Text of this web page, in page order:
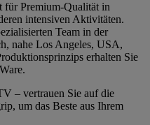
für Premium-Qualität in
intensiven Aktivitäten.
Team in der
nahe Los Angeles, USA,
erhalten Sie
– vertrauen Sie auf die
um das Beste aus Ihrem